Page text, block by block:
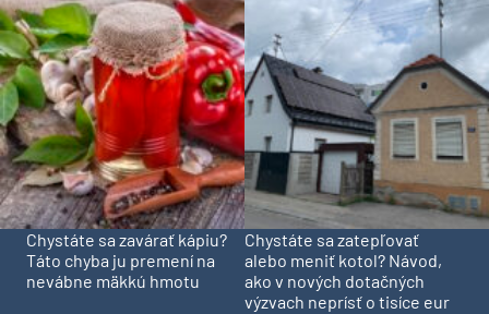
Chystáte sa zavárať kápiu?
Táto chyba ju premení na
nevábne mäkkú hmotu
Chystáte sa zatepľovať
alebo meniť kotol? Návod,
ako v nových dotačných
výzvach neprísť o tisíce eur